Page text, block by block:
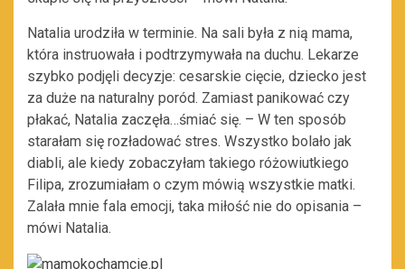
Natalia urodziła w terminie. Na sali była z nią mama,
która instruowała i podtrzymywała na duchu. Lekarze
szybko podjęli decyzje: cesarskie cięcie, dziecko jest
za duże na naturalny poród. Zamiast panikować czy
płakać, Natalia zaczęła…śmiać się. – W ten sposób
starałam się rozładować stres. Wszystko bolało jak
diabli, ale kiedy zobaczyłam takiego różowiutkiego
Filipa, zrozumiałam o czym mówią wszystkie matki.
Zalała mnie fala emocji, taka miłość nie do opisania –
mówi Natalia.